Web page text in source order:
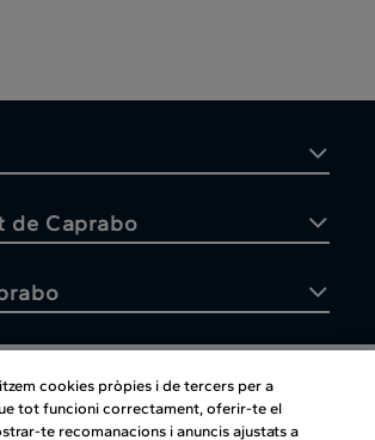
de Caprabo
Atenció al client
cookies pròpies i de tercers per a
tot funcioni correctament, oferir-te el
te recomanacions i anuncis ajustats a